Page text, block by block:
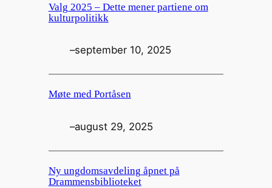
Valg 2025 – Dette mener partiene om
kulturpolitikk
–september 10, 2025
Møte med Portåsen
–august 29, 2025
Ny ungdomsavdeling åpnet på
Drammensbiblioteket